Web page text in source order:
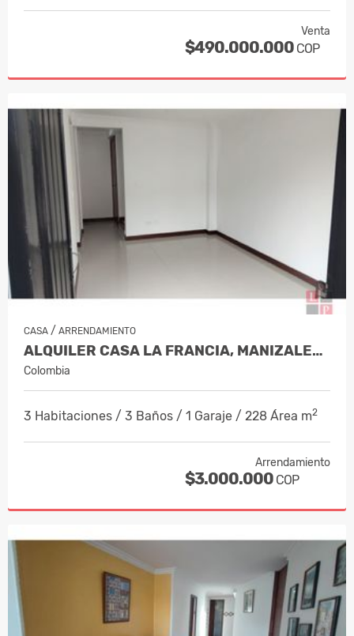
Venta
$490.000.000 COP
CASA / ARRENDAMIENTO
ALQUILER CASA LA FRANCIA, MANIZALES C…
Colombia
3 Habitaciones / 3 Baños / 1 Garaje / 228 Área m2
Arrendamiento
$3.000.000 COP